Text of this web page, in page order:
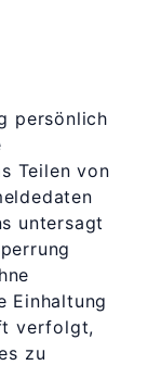
persönlich
Teilen von
untersagt
Einhaltung
verfolgt,
zu